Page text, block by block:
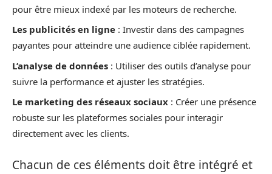
pour être mieux indexé par les moteurs de recherche.
Les publicités en ligne : Investir dans des campagnes
payantes pour atteindre une audience ciblée rapidement.
L’analyse de données : Utiliser des outils d’analyse pour
suivre la performance et ajuster les stratégies.
Le marketing des réseaux sociaux : Créer une présence
robuste sur les plateformes sociales pour interagir
directement avec les clients.
Chacun de ces éléments doit être intégré et